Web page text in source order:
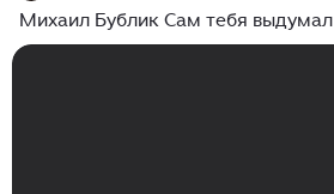
Михаил Бублик Сам тебя выдумал